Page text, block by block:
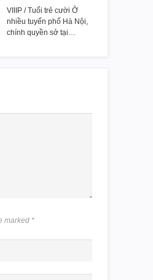
VIIIP / Tuổi trẻ cười Ở
nhiều tuyến phố Hà Nội,
chính quyền sở tại…
marked *